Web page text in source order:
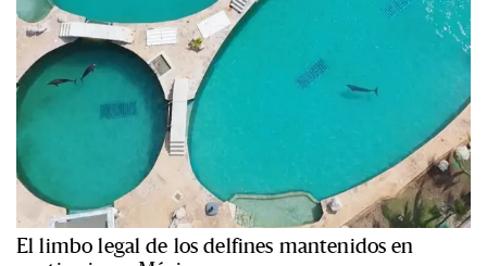
El limbo legal de los delfines mantenidos en